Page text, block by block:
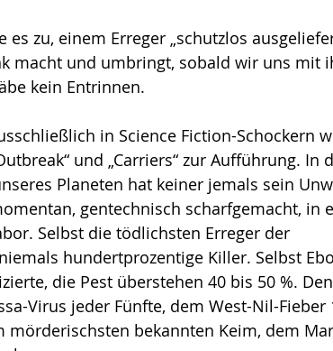
zu, einem Erreger „schutzlos
macht und umbringt, sobald wir uns mit
kein Entrinnen.
in Science Fiction-Schockern
und „Carriers“ zur Aufführung. In
Planeten hat keiner jemals sein
gentechnisch scharfgemacht, in
Selbst die tödlichsten Erreger der
hundertprozentige Killer. Selbst
die Pest überstehen 40 bis 50 %.
Virus jeder Fünfte, dem West-Nil-Fieber
mörderischsten bekannten Keim, dem